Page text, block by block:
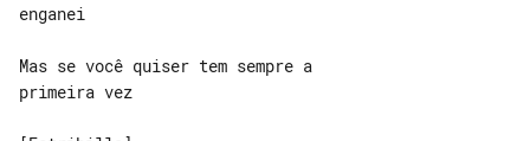
enganei
Mas se você quiser tem sempre a
primeira vez